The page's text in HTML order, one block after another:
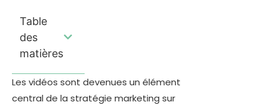
Les vidéos sont devenues un élément
central de la stratégie marketing sur
Table
des
matières